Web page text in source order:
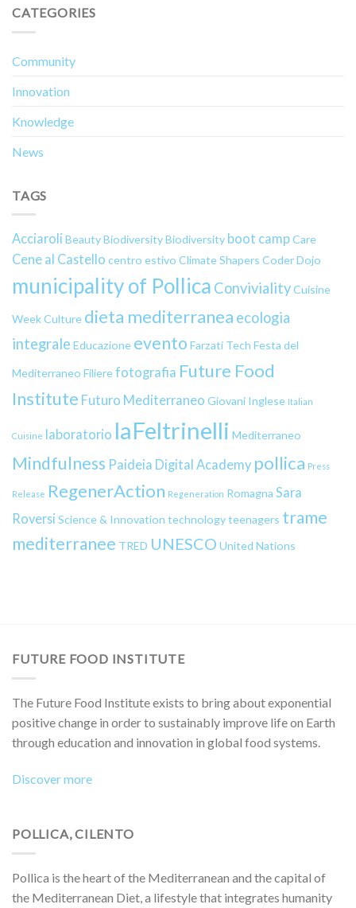
CATEGORIES
Community
Innovation
Knowledge
News
TAGS
Acciaroli BeautyBiodiversityBiodiversity boot campCare
Cene al Castello centro estivo Climate Shapers Coder Dojo
municipality of Pollica ConvivialityCuisine
WeekCulture dieta mediterranea ecologia
integrale Educazione evento Farzati Tech Festa del
Mediterraneo Filierefotografia Future Food
Institute Futuro Mediterraneo Giovani Inglese Italian
Cuisine laboratorio laFeltrinelli Mediterraneo
Mindfulness Paideia Digital Academy pollica Press
Release RegenerAction Regeneration Romagna Sara
Roversi Science & Innovation technologyteenagers trame
mediterranee TRED UNESCO United Nations
FUTURE FOOD INSTITUTE
The Future Food Institute exists to bring about exponential
positive change in order to sustainably improve life on Earth
through education and innovation in global food systems.
Discover more
POLLICA, CILENTO
Pollica is the heart of the Mediterranean and the capital of
the Mediterranean Diet, a lifestyle that integrates humanity